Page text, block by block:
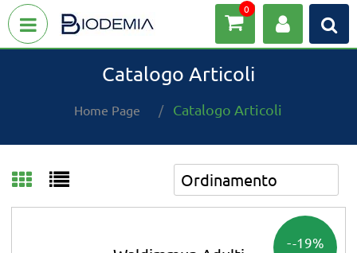
Open menu 0
Catalogo Articoli
Home Page Catalogo Articoli
-19%